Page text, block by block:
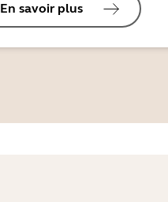
En savoir plus